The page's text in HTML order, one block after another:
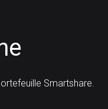
Smartshare.